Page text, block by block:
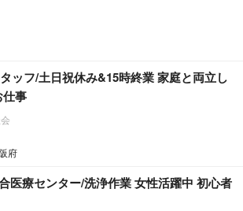
ッフ/土日祝休み&15時終業 家庭と両立し
事
府
医療センター/洗浄作業 女性活躍中 初心者